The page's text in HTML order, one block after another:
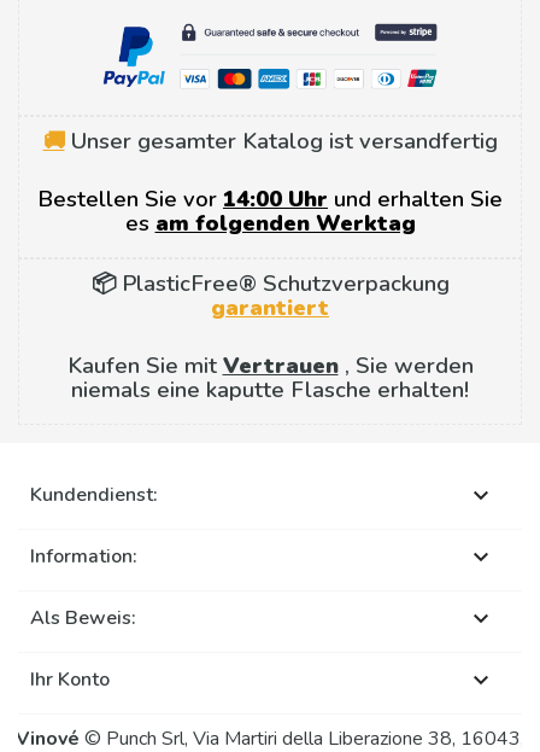
🚚Unser gesamter Katalog ist versandfertig
Bestellen Sie vor 14:00 Uhr und erhalten Sie
es am folgenden Werktag
📦 PlasticFree® Schutzverpackung
garantiert
Kaufen Sie mit Vertrauen, Sie werden
niemals eine kaputte Flasche erhalten!
Kundendienst: 
Information: 
Als Beweis: 
Ihr Konto 
Vinové © Punch Srl, Via Martiri della Liberazione 38, 16043,